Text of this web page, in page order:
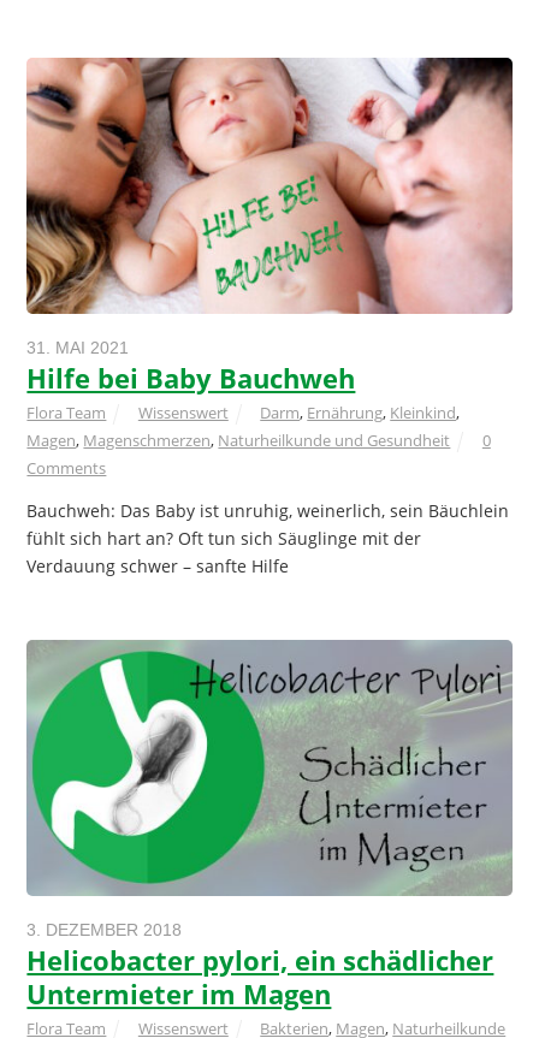
31. MAI 2021
Hilfe bei Baby Bauchweh
Flora Team Wissenswert Darm, Ernährung, Kleinkind,
Magen, Magenschmerzen, Naturheilkunde und Gesundheit
0
Comments
Bauchweh: Das Baby ist unruhig, weinerlich, sein Bäuchlein
fühlt sich hart an? Oft tun sich Säuglinge mit der
Verdauung schwer – sanfte Hilfe
3. DEZEMBER 2018
Helicobacter pylori, ein schädlicher
Untermieter im Magen
Flora Team Wissenswert Bakterien, Magen, Naturheilkunde